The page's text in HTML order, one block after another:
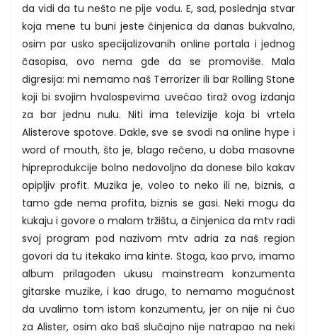
da vidi da tu nešto ne pije vodu. E, sad, poslednja stvar
koja mene tu buni jeste činjenica da danas bukvalno,
osim par usko specijalizovanih online portala i jednog
časopisa, ovo nema gde da se promoviše. Mala
digresija: mi nemamo naš Terrorizer ili bar Rolling Stone
koji bi svojim hvalospevima uvećao tiraž ovog izdanja
za bar jednu nulu. Niti ima televizije koja bi vrtela
Alisterove spotove. Dakle, sve se svodi na online hype i
word of mouth, što je, blago rečeno, u doba masovne
hipreprodukcije bolno nedovoljno da donese bilo kakav
opipljiv profit. Muzika je, voleo to neko ili ne, biznis, a
tamo gde nema profita, biznis se gasi. Neki mogu da
kukaju i govore o malom tržištu, a činjenica da mtv radi
svoj program pod nazivom mtv adria za naš region
govori da tu itekako ima kinte. Stoga, kao prvo, imamo
album prilagođen ukusu mainstream konzumenta
gitarske muzike, i kao drugo, to nemamo mogućnost
da uvalimo tom istom konzumentu, jer on nije ni čuo
za Alister, osim ako baš slučajno nije natrapao na neki